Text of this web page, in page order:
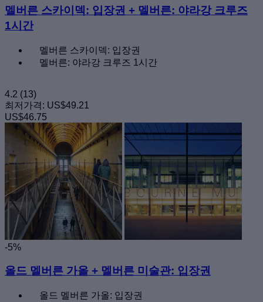
멜버른 스카이덱: 입장권 + 멜버른: 야라강 크루즈
1시간
멜버른 스카이덱: 입장권
멜버른: 야라강 크루즈 1시간
4.2 (13)
최저가격: US$49.21
US$46.75
-5%
올드 멜버른 가올 + 멜버른 미술관: 입장권
올드 멜버른 가올: 입장권